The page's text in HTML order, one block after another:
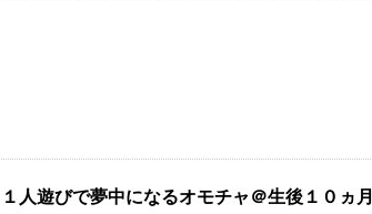
１人遊びで夢中になるオモチャ＠生後１０ヵ月